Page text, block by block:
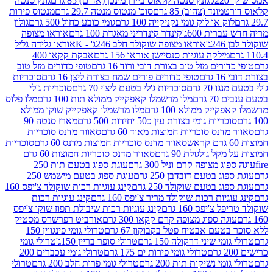
(צהוב) 85 גרם
סוכ' מנטוס מנטה 29.7 גרם
מנטוס פירות
או לוק גומי נקניקייה 100 גרם
גומי כובע כחול 500 גרם
גולון
600ג'
קינדר קינדריני מאגדת 100 גרם
אוראו מצופה
אוראו מצופה שוקולד חלב 246ג' - K
אוראו גלידה גליל
מילקה עוגיות סנסיישן אוראו 156 גרם
אבקת קקאו 400
מזל טוב בצורת דובי ורוד 16 גרם
טופי כדורים מזל טוב
טופי כדורים פורים שמח בצורת ליצן 16 גרם
סוכריות
גרם
סוכריות ג'לי בטעם ליצ'י 70 גרם
סוכריות ג'לי
מלו מרשמלו קאפקייק ממולא תות 100 גרם
מלו פלוס
ממולא 100 גרם
מלו מרשמלו קאפקייק שוקו ממולא
גומי בצורת עין כ50 יחידות 500 גרם
מארז סנטה 90
סוכריות חמוצות מאוד 60 גרם
סאוור מדנס סוכריות
סאוור מדנס סוכריות חמוצות מדנס 60 גרם
סוכריות
גולגולת 90 גרם
סאוור מדנס סוכריות חמוצות 60 גרם
מצופה קרם וניל 300 גרם
עוגת ספוג בטעם תות 250
בטעם דובדבן 250 גרם
עוגת ספוג בטעם מישמש 250
בטעם שוקולד 250 גרם
קינג עוגיות רכות שוקולד צ'יפס 160
רכות שוקולד מריר צ'יפס 160 גרם
קינג עוגיות רכות
160 גרם
קינג עוגיות רכות שיבולת תפוז שוקו צ'יפס
ספוג מצופה קרם קקאו 300 גרם
אורביט רפרשרס מסטיק
אבטיח פטל בקבוקון 67 גרם
טרולי גומי פינגווין 150
שיני דרקולה 150 גרם
טרולי סופר בריין 150ג'
טרולי גומי
טרולי גומי פירות ים 175 גרם
טרולי גומי עכברים 200
נשיקות תות 200 גרם
טרולי גומי פרות חלב 200 גרם
טרולי